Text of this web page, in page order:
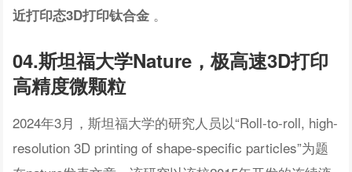
近打印态3D打印钛合金 。
04.斯坦福大学Nature，极高速3D打印
高精度微颗粒
2024年3月，斯坦福大学的研究人员以“Roll-to-roll, high-
resolution 3D printing of shape-specific particles”为题